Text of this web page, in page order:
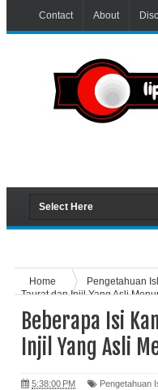
Contact About
Home Pengetahuan
Taurat dan Injil Yang Asli
Beberapa Isi
Injil Yang Asli
5:38:00 PM Pengetahuan